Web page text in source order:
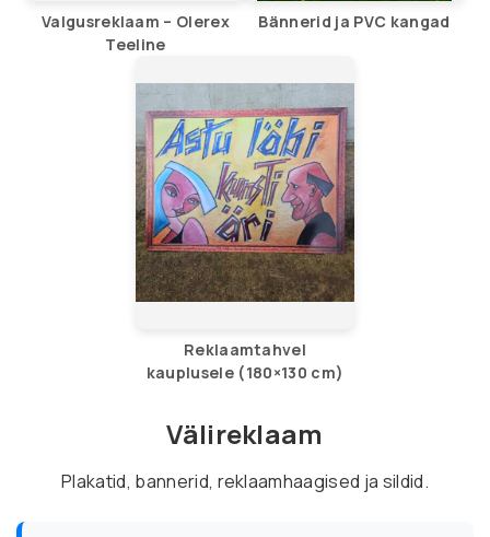
Valgusreklaam – Olerex
Teeline
Bännerid ja PVC kangad
Reklaamtahvel
kauplusele (180×130 cm)
Välireklaam
Plakatid, bannerid, reklaamhaagised ja sildid.